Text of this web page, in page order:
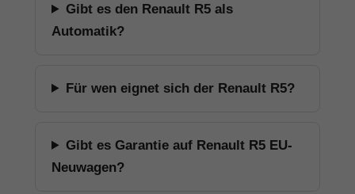
Gibt es den Renault R5 als
Automatik?
Für wen eignet sich der Renault R5?
Gibt es Garantie auf Renault R5 EU-
Neuwagen?